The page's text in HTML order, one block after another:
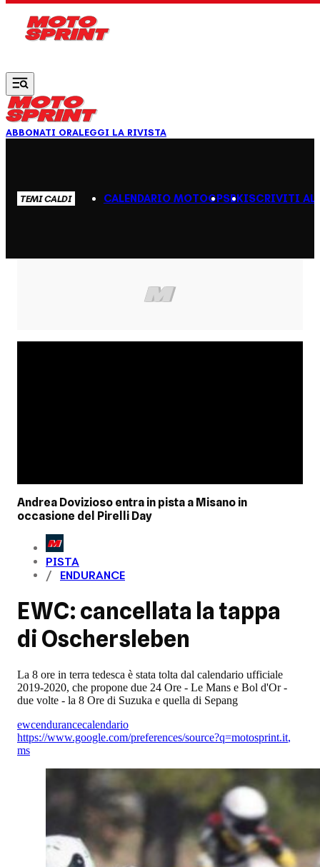
ABBONATI ORALEGGI LA RIVISTA
TEMI CALDI CALENDARIO MOTOGPSBKISCRIVITI AL
Andrea Dovizioso entra in pista a Misano in
occasione del Pirelli Day
PISTA
ENDURANCE
EWC: cancellata la tappa
di Oschersleben
La 8 ore in terra tedesca è stata tolta dal calendario ufficiale
2019-2020, che propone due 24 Ore - Le Mans e Bol d'Or -
due volte - la 8 Ore di Suzuka e quella di Sepang
ewcendurancecalendario
https://www.google.com/preferences/source?q=motosprint.it,
ms